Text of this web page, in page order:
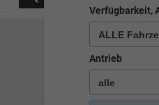
Verfügbarkeit,
Antrieb